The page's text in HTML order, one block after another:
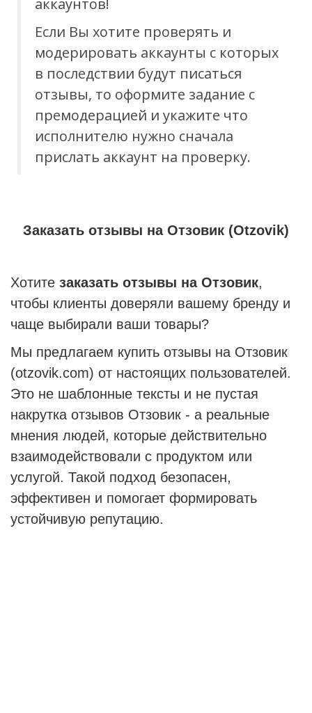
Если Вы хотите проверять и
модерировать аккаунты с которых
в последствии будут писаться
отзывы, то оформите задание с
премодерацией и укажите что
исполнителю нужно сначала
прислать аккаунт на проверку.
Заказать отзывы на Отзовик (Otzovik)
Хотите заказать отзывы на Отзовик,
чтобы клиенты доверяли вашему бренду и
чаще выбирали ваши товары?
Мы предлагаем купить отзывы на Отзовик
(otzovik.com) от настоящих пользователей.
Это не шаблонные тексты и не пустая
накрутка отзывов Отзовик - а реальные
мнения людей, которые действительно
взаимодействовали с продуктом или
услугой. Такой подход безопасен,
эффективен и помогает формировать
устойчивую репутацию.